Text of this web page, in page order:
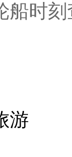
船时
游